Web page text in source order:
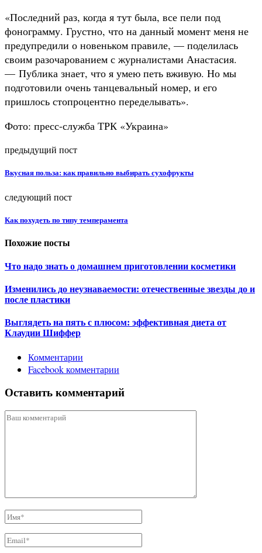
«Последний раз, когда я тут была, все пели под
фонограмму. Грустно, что на данный момент меня не
предупредили о новеньком правиле, — поделилась
своим разочарованием с журналистами Анастасия.
— Публика знает, что я умею петь вживую. Но мы
подготовили очень танцевальный номер, и его
пришлось стопроцентно переделывать».
Фото: пресс-служба ТРК «Украина»
предыдущий пост
Вкусная польза: как правильно выбирать сухофрукты
следующий пост
Как похудеть по типу темперамента
Похожие посты
Что надо знать о домашнем приготовлении косметики
Изменились до неузнаваемости: отечественные звезды до и
после пластики
Выглядеть на пять с плюсом: эффективная диета от
Клаудии Шиффер
Комментарии
Facebook комментарии
Оставить комментарий